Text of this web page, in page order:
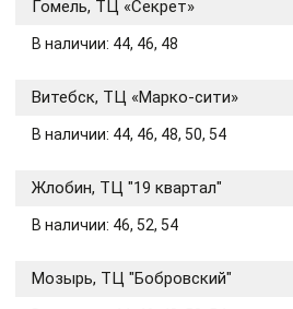
Гомель, ТЦ «Секрет»
В наличии: 44, 46, 48
Витебск, ТЦ «Марко-сити»
В наличии: 44, 46, 48, 50, 54
Жлобин, ТЦ "19 квартал"
В наличии: 46, 52, 54
Мозырь, ТЦ "Бобровский"